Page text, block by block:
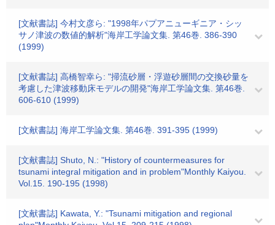
[文献書誌] 今村文彦ら: "1998年パプアニューギニア・シッ
サノ津波の数値的解析"海岸工学論文集. 第46巻. 386-390
(1999)
[文献書誌] 高橋智幸ら: "掃流砂層・浮遊砂層間の交換砂量を
考慮した津波移動床モデルの開発"海岸工学論文集. 第46巻.
606-610 (1999)
[文献書誌] 海岸工学論文集. 第46巻. 391-395 (1999)
[文献書誌] Shuto, N.: "History of countermeasures for
tsunami integral mitigation and in problem"Monthly Kaiyou.
Vol.15. 190-195 (1998)
[文献書誌] Kawata, Y.: "Tsunami mitigation and regional